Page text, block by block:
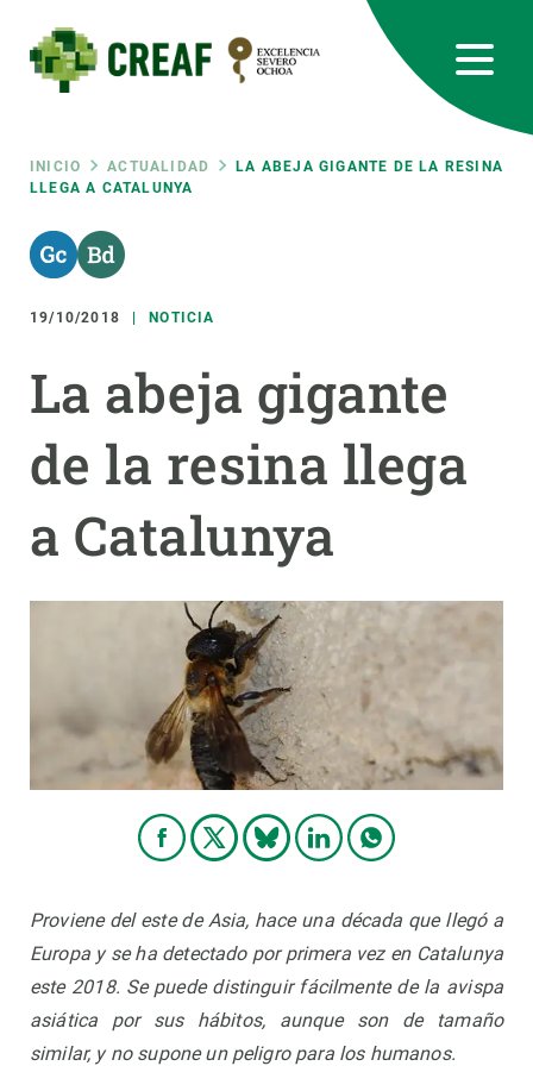
contenido
principal
Ruta
de
navegación
INICIO ACTUALIDAD
LA ABEJA GIGANTE DE LA RESINA
LLEGA A CATALUNYA
19/10/2018 NOTICIA
La abeja gigante
de la resina llega
a Catalunya
Proviene del este de Asia, hace una década que llegó a
Europa y se ha detectado por primera vez en Catalunya
este 2018. Se puede distinguir fácilmente de la avispa
asiática por sus hábitos, aunque son de tamaño
similar, y no supone un peligro para los humanos.
RRSS
Featured
responsive
INTRANET
Responsive
menu
INVESTIGACIÓN
CIENCIA EN ACCIÓN
ÚNETE A NOSOTROS